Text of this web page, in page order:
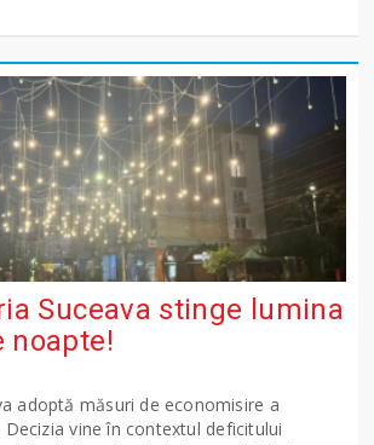
Suceava stinge lumina
noapte!
adoptă măsuri de economisire a
Decizia vine în contextul deficitului